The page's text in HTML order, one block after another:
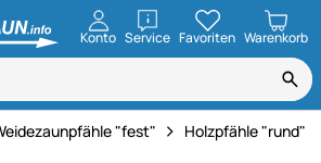
Konto ServiceöffnenFavoriten Warenkorb
"fest" Holzpfähle "rund"